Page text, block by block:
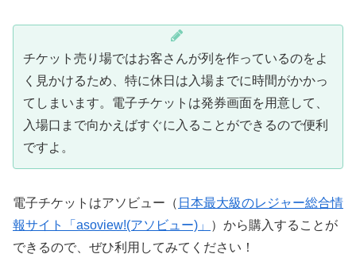
チケット売り場ではお客さんが列を作っているのをよ
く見かけるため、特に休日は入場までに時間がかかっ
てしまいます。電子チケットは発券画面を用意して、
入場口まで向かえばすぐに入ることができるので便利
ですよ。
電子チケットはアソビュー（ 日本最大級のレジャー総合情
報サイト「asoview!(アソビュー)」
）から購入することが
できるので、ぜひ利用してみてください！